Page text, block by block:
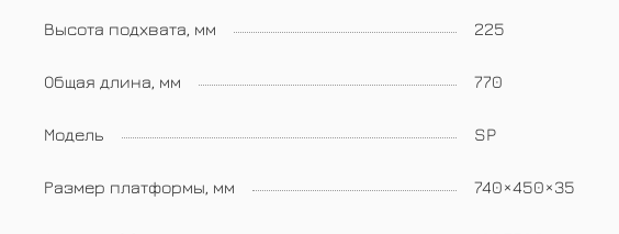
Высота подхвата, мм 225
Общая длина, мм 770
Модель SP
Размер платформы, мм 740×450×35